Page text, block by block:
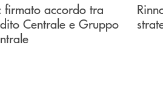
firmato accordo tra
Centrale e Gruppo